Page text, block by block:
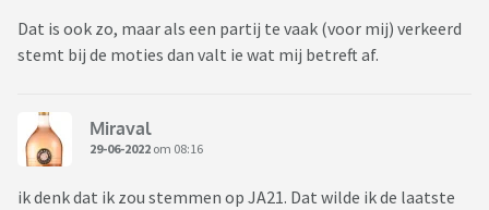
Dat is ook zo, maar als een partij te vaak (voor mij) verkeerd
stemt bij de moties dan valt ie wat mij betreft af.
Miraval
29-06-2022 om 08:16
ik denk dat ik zou stemmen op JA21. Dat wilde ik de laatste